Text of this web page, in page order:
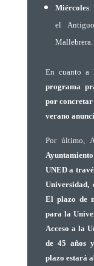
Miércoles:
el
Mallebrera.
En cuanto a
programa
por concretar
verano
Por último,
UNED a
Universidad,
El plazo de
para la
Acceso a la
de 45 años
plazo estará